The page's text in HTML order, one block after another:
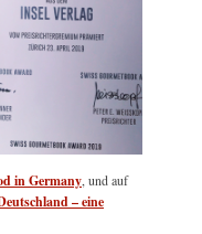
in Germany, und auf
– eine